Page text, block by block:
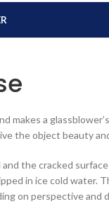
makes a
the object beauty
the cracked
in ice cold water.
on perspective and